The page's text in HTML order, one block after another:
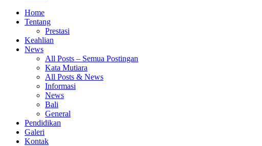
Home
Tentang
Prestasi
Keahlian
News
All Posts – Semua Postingan
Kata Mutiara
All Posts & News
Informasi
News
Bali
General
Pendidikan
Galeri
Kontak